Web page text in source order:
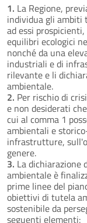
1. La Regione,
individua gli
ad essi
equilibri ecologici
nonché da una
industriali e di
rilevante e li
ambientale.
2. Per rischio di
e non desiderati
cui al comma 1
ambientali e
infrastrutture,
genere.
3. La dichiarazione
ambientale è
prime linee del
obiettivi di tutela
sostenibile da
seguenti elementi: